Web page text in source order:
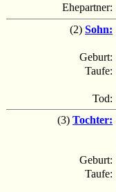
Ehepartner:
(2) Sohn:
Geburt:
Taufe:
Tod:
(3) Tochter:
Geburt:
Taufe: